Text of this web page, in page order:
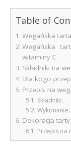
Table of
Wegańska
Wegańska
witaminy C
Składniki na
Dla kogo
Przepis na
Składniki:
Wykonanie:
Dekoracja tarty
Przepis na